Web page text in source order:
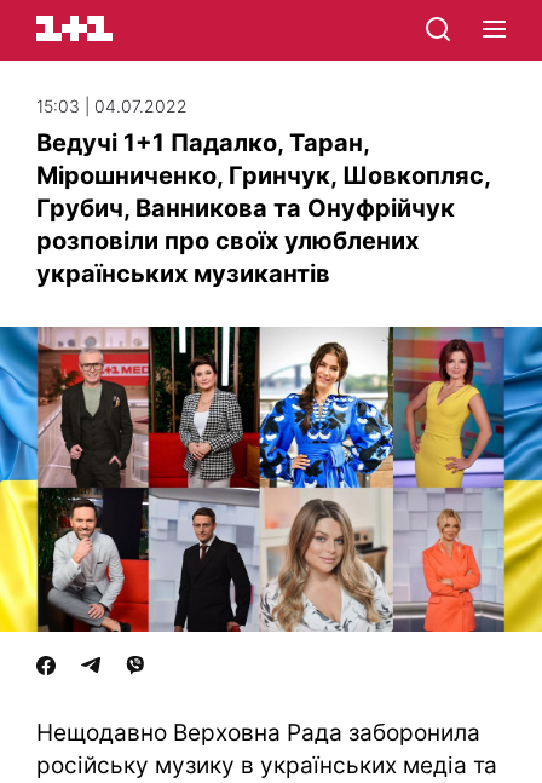
15:03 | 04.07.2022
Ведучі 1+1 Падалко, Таран,
Мірошниченко, Гринчук, Шовкопляс,
Грубич, Ванникова та Онуфрійчук
розповіли про своїх улюблених
українських музикантів
Нещодавно Верховна Рада заборонила
російську музику в українських медіа та